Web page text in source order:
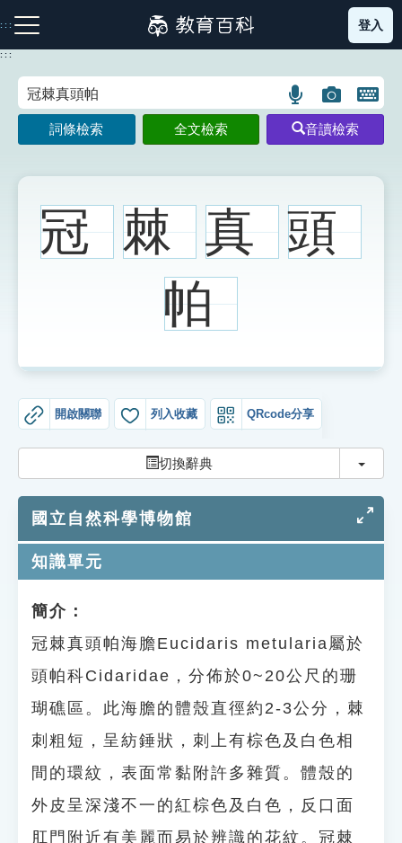
到
主
:::
注音索引圖示 筆畫索引圖示 部首索引表圖示
成語故事
索引選單
知識索引
生命大百科索引
遊戲專區
教學應用
貓頭鷹博士
登入
:::
語
言
搜
示
圖
片
搜
示
開
鍵
圖
詞條檢索 全文檢索 音讀檢索
冠 棘 真 頭
帕
開啟關聯 列入收藏 QRcode分享
切換辭典 切換
國立自然科學博物館
知識單元
簡介：
冠棘真頭帕海膽Eucidaris metularia屬於
頭帕科Cidaridae，分佈於0~20公尺的珊
瑚礁區。此海膽的體殼直徑約2-3公分，棘
刺粗短，呈紡錘狀，刺上有棕色及白色相
間的環紋，表面常黏附許多雜質。體殼的
外皮呈深淺不一的紅棕色及白色，反口面
肛門附近有美麗而易於辨識的花紋。冠棘